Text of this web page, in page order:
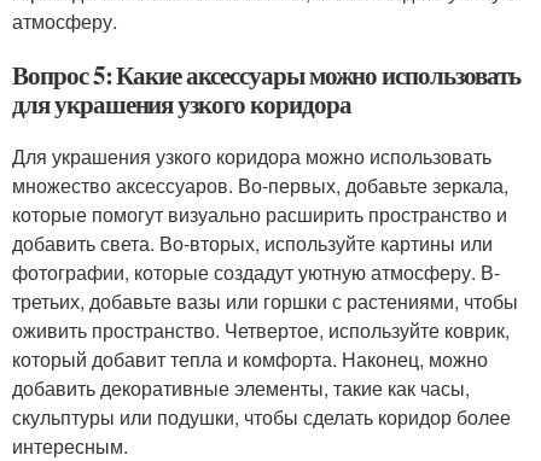
атмосферу.
Вопрос 5: Какие аксессуары можно использовать
для украшения узкого коридора
Для украшения узкого коридора можно использовать
множество аксессуаров. Во-первых, добавьте зеркала,
которые помогут визуально расширить пространство и
добавить света. Во-вторых, используйте картины или
фотографии, которые создадут уютную атмосферу. В-
третьих, добавьте вазы или горшки с растениями, чтобы
оживить пространство. Четвертое, используйте коврик,
который добавит тепла и комфорта. Наконец, можно
добавить декоративные элементы, такие как часы,
скульптуры или подушки, чтобы сделать коридор более
интересным.